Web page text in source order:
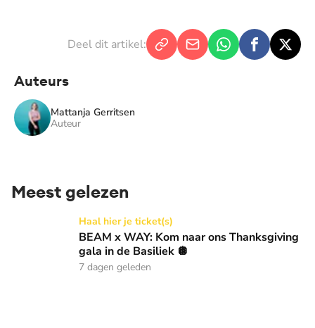
Deel dit artikel:
Auteurs
Mattanja Gerritsen
Auteur
Meest gelezen
BEAM x WAY: Kom naar ons Thanksgiving gala in de
Haal hier je ticket(s)
BEAM x WAY: Kom naar ons Thanksgiving
gala in de Basiliek 🪩
7 dagen geleden